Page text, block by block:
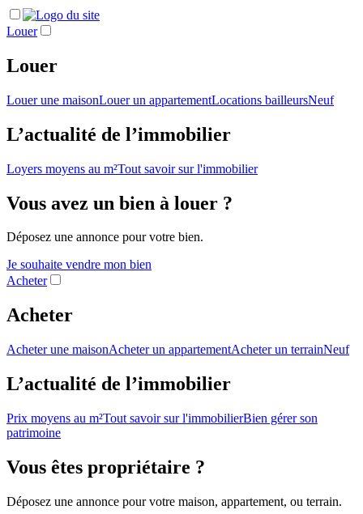
Louer
Louer
Louer une maisonLouer un appartementLocations bailleursNeuf
L’actualité de l’immobilier
Loyers moyens au m²Tout savoir sur l'immobilier
Vous avez un bien à louer ?
Déposez une annonce pour votre bien.
Je souhaite vendre mon bien
Acheter
Acheter
Acheter une maisonAcheter un appartementAcheter un terrainNeuf
L’actualité de l’immobilier
Prix moyens au m²Tout savoir sur l'immobilierBien gérer son
patrimoine
Vous êtes propriétaire ?
Déposez une annonce pour votre maison, appartement, ou terrain.